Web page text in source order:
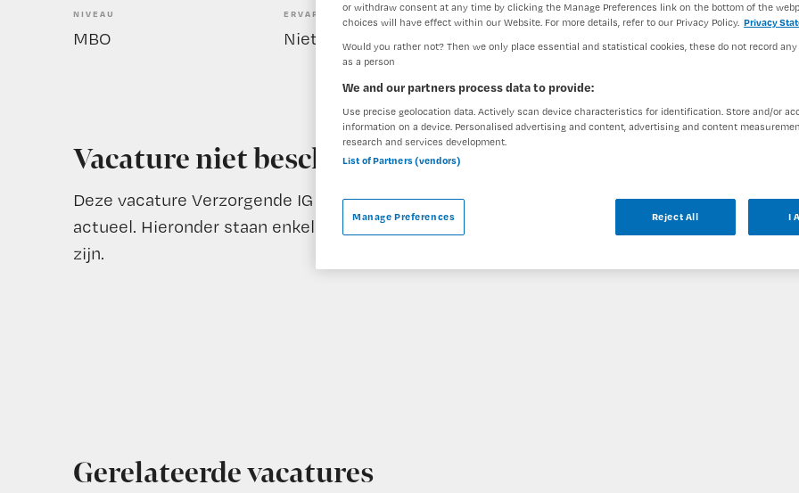
NIVEAU
MBO
ERVARING
Niet nader bepaald
DIENSTVERBAND
Niet nader bepaald
Vacature niet beschikbaar
Deze vacature Verzorgende IG Flex Haaglanden bij Parnassia Groep is niet meer
actueel. Hieronder staan enkele vergelijkbare vacatures die voor u wellicht interessant
zijn.
Gerelateerde vacatures
or withdraw consent at any time by clicking the Manage Preferences link on the bottom of the
choices will have effect within our Website. For more details, refer to our Privacy Policy. Privacy
Would you rather not? Then we only place essential and statistical cookies, these do not record
as a person
We and our partners process data to provide:
Use precise geolocation data. Actively scan device characteristics for identification. Store and/or
information on a device. Personalised advertising and content, advertising and content
research and services development.
List of Partners (vendors)
Manage Preferences Reject All I